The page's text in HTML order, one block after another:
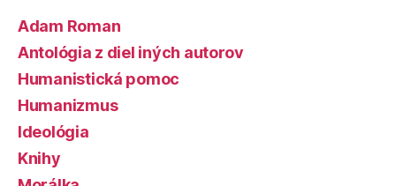
Adam Roman
Antológia z diel iných autorov
Humanistická pomoc
Humanizmus
Ideológia
Knihy